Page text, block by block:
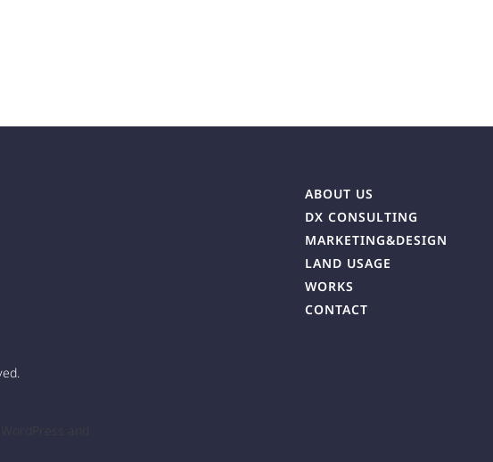
ABOUT US
DX CONSULTING
MARKETING&DESIGN
LAND USAGE
WORKS
CONTACT